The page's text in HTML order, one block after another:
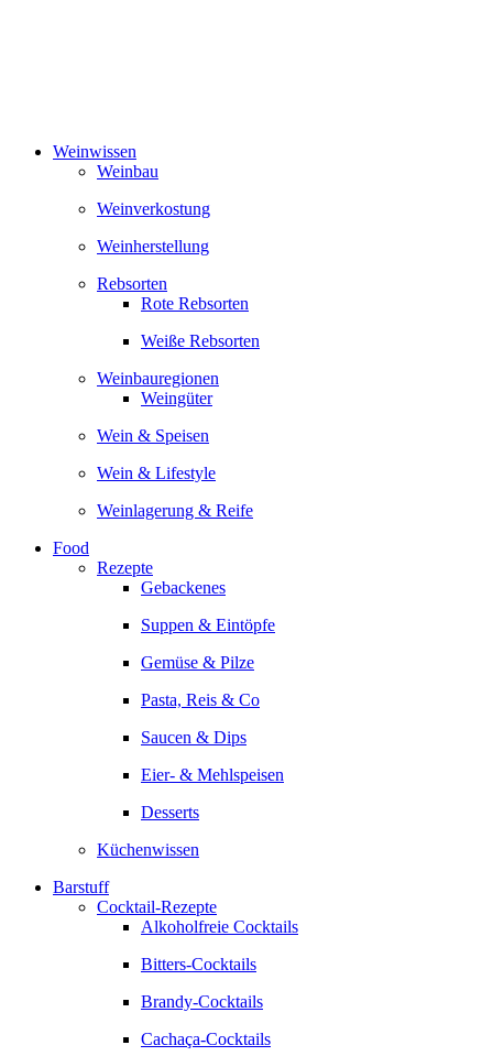
Weinwissen
Weinbau
Weinverkostung
Weinherstellung
Rebsorten
Rote Rebsorten
Weiße Rebsorten
Weinbauregionen
Weingüter
Wein & Speisen
Wein & Lifestyle
Weinlagerung & Reife
Food
Rezepte
Gebackenes
Suppen & Eintöpfe
Gemüse & Pilze
Pasta, Reis & Co
Saucen & Dips
Eier- & Mehlspeisen
Desserts
Küchenwissen
Barstuff
Cocktail-Rezepte
Alkoholfreie Cocktails
Bitters-Cocktails
Brandy-Cocktails
Cachaça-Cocktails